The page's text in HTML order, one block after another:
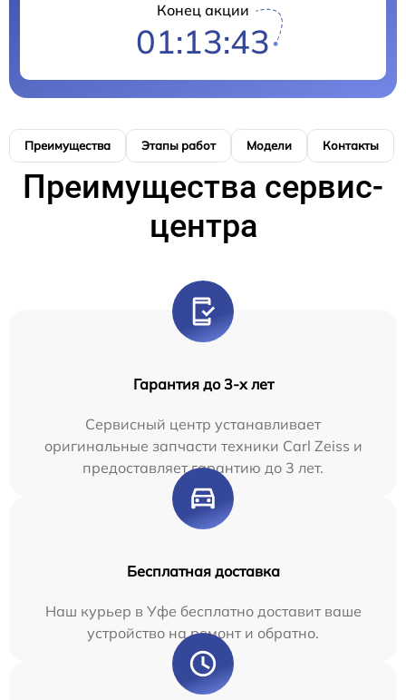
Конец акции
01:13:43
Преимущества Этапы работ Модели Контакты
Преимущества сервис-
центра
Гарантия до 3-х лет
Сервисный центр устанавливает
оригинальные запчасти техники Carl Zeiss и
предоставляет гарантию до 3 лет.
Бесплатная доставка
Наш курьер в Уфе бесплатно доставит ваше
устройство на ремонт и обратно.